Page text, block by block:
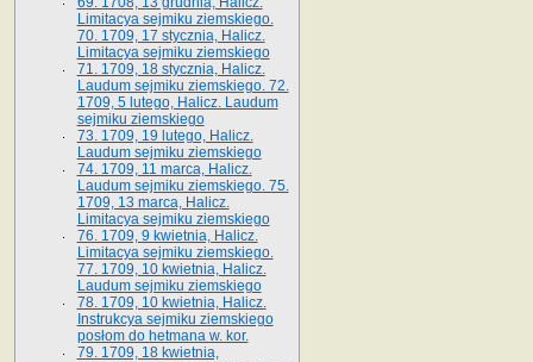
Limitacya sejmiku ziemskiego.
70. 1709, 17 stycznia, Halicz.
Limitacya sejmiku ziemskiego
71. 1709, 18 stycznia, Halicz.
Laudum sejmiku ziemskiego. 72.
1709, 5 lutego, Halicz. Laudum
sejmiku ziemskiego
73. 1709, 19 lutego, Halicz.
Laudum sejmiku ziemskiego
74. 1709, 11 marca, Halicz.
Laudum sejmiku ziemskiego. 75.
1709, 13 marca, Halicz.
Limitacya sejmiku ziemskiego
76. 1709, 9 kwietnia, Halicz.
Limitacya sejmiku ziemskiego.
77. 1709, 10 kwietnia, Halicz.
Laudum sejmiku ziemskiego
78. 1709, 10 kwietnia, Halicz.
Instrukcya sejmiku ziemskiego
posłom do hetmana w. kor.
79. 1709, 18 kwietnia,